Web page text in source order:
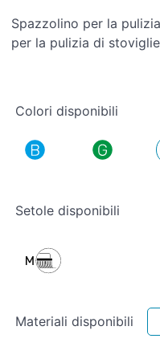
Spazzolino per la
per la pulizia di
Colori disponibili
Setole disponibili
Materiali disponibili